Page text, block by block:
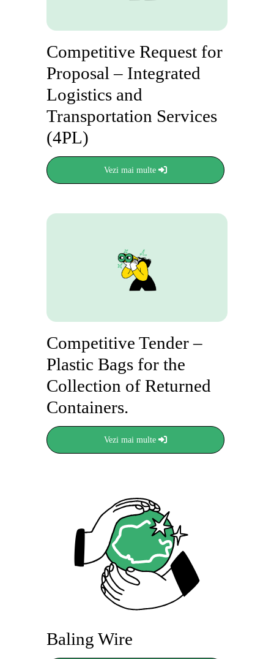
Competitive Request for
Proposal – Integrated
Logistics and
Transportation Services
(4PL)
Vezi mai multe
Competitive Tender –
Plastic Bags for the
Collection of Returned
Containers.
Vezi mai multe
Baling Wire